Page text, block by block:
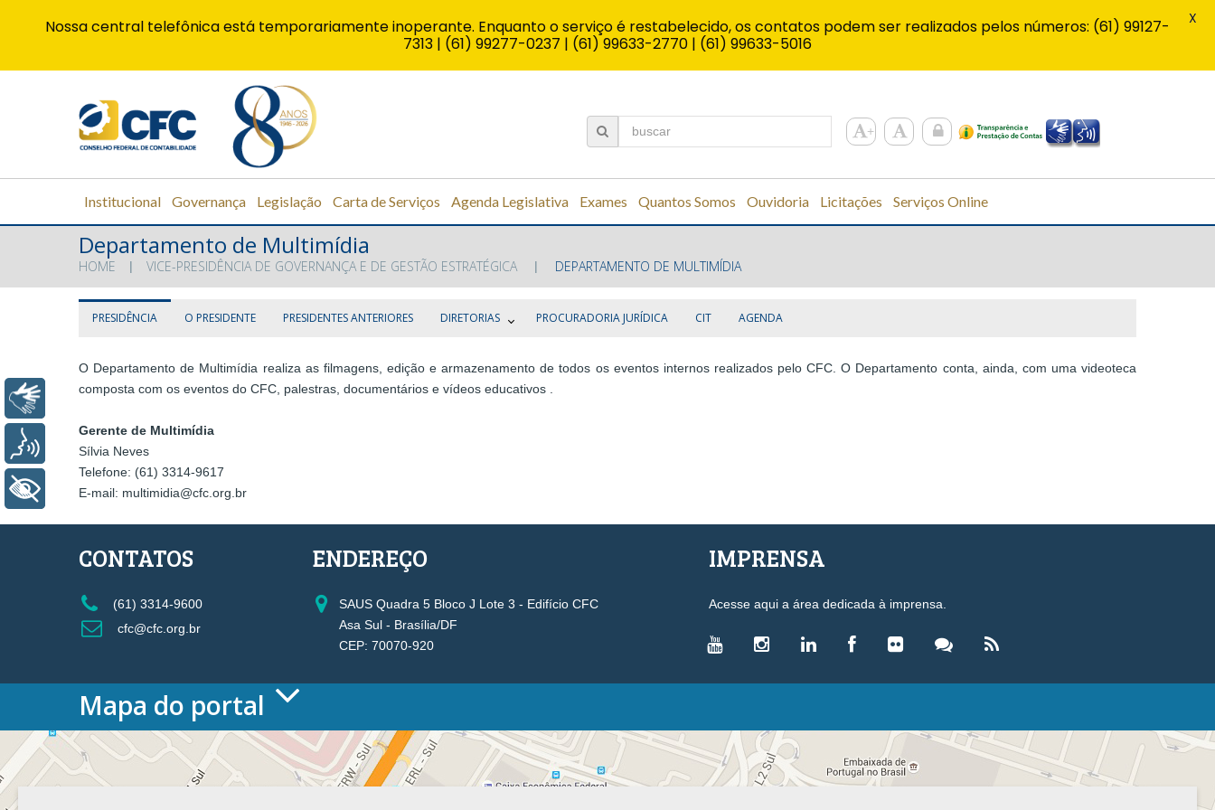
Institucional Governança Legislação Carta de Serviços Agenda Legislativa Exames Quantos Somos Ouvidoria Licitações Serviços Online
Departamento de Multimídia
HOME VICE-PRESIDÊNCIA DE GOVERNANÇA E DE GESTÃO ESTRATÉGICA DEPARTAMENTO DE MULTIMÍDIA
PRESIDÊNCIA O PRESIDENTE PRESIDENTES ANTERIORES DIRETORIAS PROCURADORIA JURÍDICA CIT AGENDA
O Departamento de Multimídia realiza as filmagens, edição e armazenamento de todos os eventos internos realizados pelo CFC. O Departamento conta, ainda, com uma videoteca
composta com os eventos do CFC, palestras, documentários e vídeos educativos .
Gerente de Multimídia
Sílvia Neves
Telefone: (61) 3314-9617
E-mail: multimidia@cfc.org.br
CONTATOS
(61) 3314-9600
cfc@cfc.org.br
ENDEREÇO
SAUS Quadra 5 Bloco J Lote 3 - Edifício CFC
Asa Sul - Brasília/DF
CEP: 70070-920
IMPRENSA
Acesse aqui a área dedicada à imprensa.
Mapa do portal
HOME
O CONSELHO
Conselho Diretor
VICE-PRESIDÊNCIAS
Administrativa
Controle Interno
LEGISLAÇÃO
Decretos-Lei
Nossa central telefônica está temporariamente inoperante. Enquanto o serviço é restabelecido, os contatos podem ser realizados pelos números: (61) 99127-
7313 | (61) 99277-0237 | (61) 99633-2770 | (61) 99633-5016
X
Libras
Voz
+ Acessibilidade